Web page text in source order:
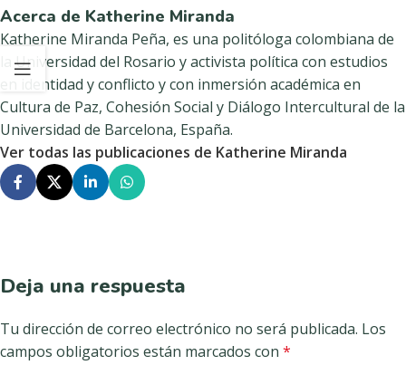
Acerca de Katherine Miranda
Katherine Miranda Peña, es una politóloga colombiana de
la Universidad del Rosario y activista política con estudios
en identidad y conflicto y con inmersión académica en
Cultura de Paz, Cohesión Social y Diálogo Intercultural de la
Universidad de Barcelona, España.
Ver todas las publicaciones de Katherine Miranda
Deja una respuesta
Tu dirección de correo electrónico no será publicada. Los
campos obligatorios están marcados con *